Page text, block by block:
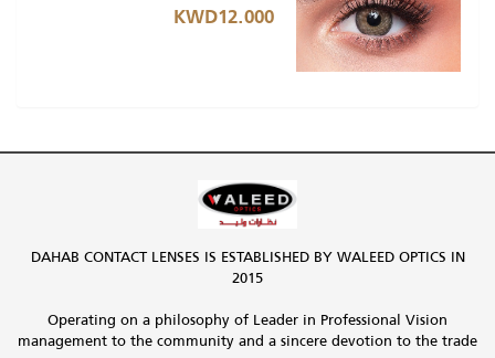
KWD12.000
DAHAB CONTACT LENSES IS ESTABLISHED BY WALEED OPTICS IN
2015
Operating on a philosophy of Leader in Professional Vision
management to the community and a sincere devotion to the trade